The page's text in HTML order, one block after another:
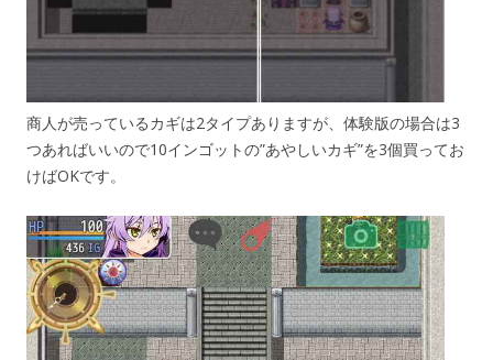
商人が売っているカギは2タイプありますが、体験版の場合は3
つあればいいので10インゴットの”あやしいカギ”を3個買ってお
けばOKです。